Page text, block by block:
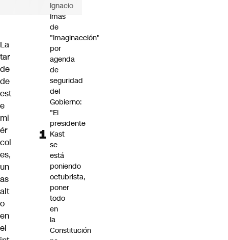
La
tar
de
de
est
e
mi
ér
col
es,
un
as
alt
o
en
el
Ignacio
Imas
de
"Imaginacción"
por
agenda
de
seguridad
del
Gobierno:
"El
presidente
Kast
se
está
poniendo
octubrista,
poner
todo
en
la
Constitución